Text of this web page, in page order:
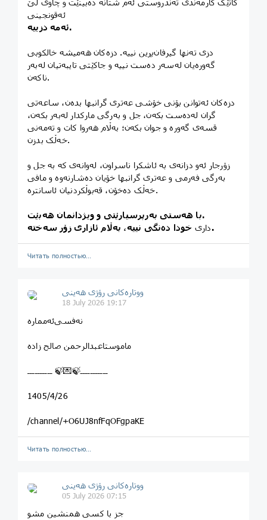
ئه‌قونجینی
ئەمە دزییە.
دزی تەنها گیرفان‌بڕین نییە. دزەکان هەمیشە خالکوبی
گەورەیان لەسەر دەست نییە و جاکێتی تایبەتیان لەبەر
ناکەن.
دزەکان ئەتوانن بۆنی خۆشی عەتری گرانبها بدەن، ساعه‌تی
گران لەدەست بکەن، جل و بەرگی مارکدار لەبەر بکەن،
قسەی گەورە و جوان بکەن؛ بەڵام هەروا کات و تەمەنی
خەڵک بدزن.
زۆرجار ئەو دزانەی بە ئاشکرا ناسراون، لەوانەی کە بە جل و
بەرگی فەرمی و عەتری گرانبها خۆیان دەشارنەوە و مافی
خەڵک دەخۆن، قەبوڵکردنیان ئاسانترە.
با هەستی بەرپرسیارێتی و ویژدانمان هەبێت.
داریخودا دەنگی نییە، بەڵام ئازاری زۆر سەختە.
Читать полностью…
ووتارەکانی رۆژی ھەینی
18 July 2026 19:17
نه‌فسی‌ئه‌مماره
ماموستاعبدالرحمن صالح زاده
ـــــــــــ🍃💌🍃 ــــــــــ
1405/4/26
/channel/+O6UJ8nfFqOFgpaKE
Читать полностью…
ووتارەکانی رۆژی ھەینی
05 July 2026 07:15
جز با کسی همنشین مشو